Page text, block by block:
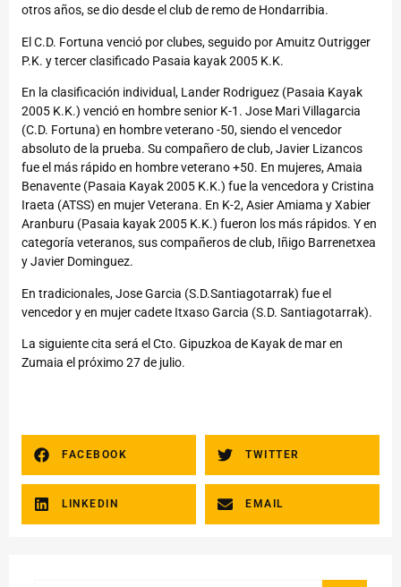
otros años, se dio desde el club de remo de Hondarribia.
El C.D. Fortuna venció por clubes, seguido por Amuitz Outrigger
P.K. y tercer clasificado Pasaia kayak 2005 K.K.
En la clasificación individual, Lander Rodriguez (Pasaia Kayak
2005 K.K.) venció en hombre senior K-1. Jose Mari Villagarcia
(C.D. Fortuna) en hombre veterano -50, siendo el vencedor
absoluto de la prueba. Su compañero de club, Javier Lizancos
fue el más rápido en hombre veterano +50. En mujeres, Amaia
Benavente (Pasaia Kayak 2005 K.K.) fue la vencedora y Cristina
Iraeta (ATSS) en mujer Veterana. En K-2, Asier Amiama y Xabier
Aranburu (Pasaia kayak 2005 K.K.) fueron los más rápidos. Y en
categoría veteranos, sus compañeros de club, Iñigo Barrenetxea
y Javier Dominguez.
En tradicionales, Jose Garcia (S.D.Santiagotarrak) fue el
vencedor y en mujer cadete Itxaso Garcia (S.D. Santiagotarrak).
La siguiente cita será el Cto. Gipuzkoa de Kayak de mar en
Zumaia el próximo 27 de julio.
FACEBOOK TWITTER
LINKEDIN EMAIL